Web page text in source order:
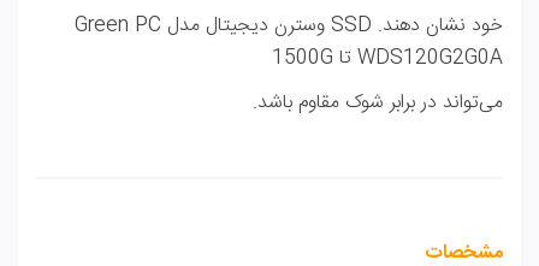
خود نشان دهند. SSDوسترن دیجیتال مدل Green PC
WDS120G2G0Aتا 1500G
می‌تواند در برابر شوک مقاوم باشد.
مشخصات